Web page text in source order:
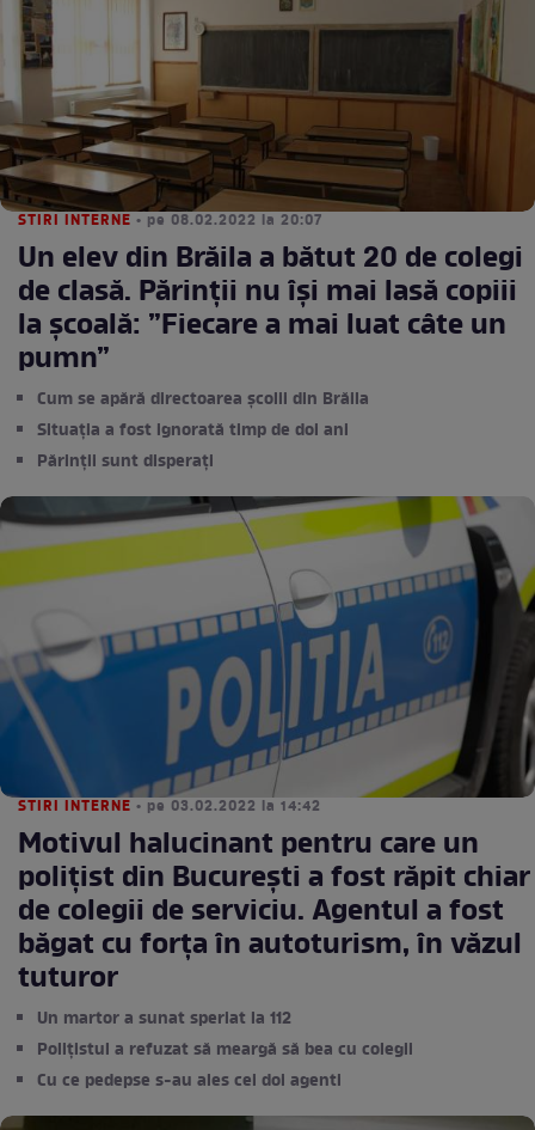
STIRI INTERNE • pe 08.02.2022 la 20:07
Un elev din Brăila a bătut 20 de colegi
de clasă. Părinții nu își mai lasă copiii
la școală: ”Fiecare a mai luat câte un
pumn”
Cum se apără directoarea școlii din Brăila
Situația a fost ignorată timp de doi ani
Părinții sunt disperați
STIRI INTERNE • pe 03.02.2022 la 14:42
Motivul halucinant pentru care un
polițist din București a fost răpit chiar
de colegii de serviciu. Agentul a fost
băgat cu forța în autoturism, în văzul
tuturor
Un martor a sunat speriat la 112
Polițistul a refuzat să meargă să bea cu colegii
Cu ce pedepse s-au ales cei doi agenti